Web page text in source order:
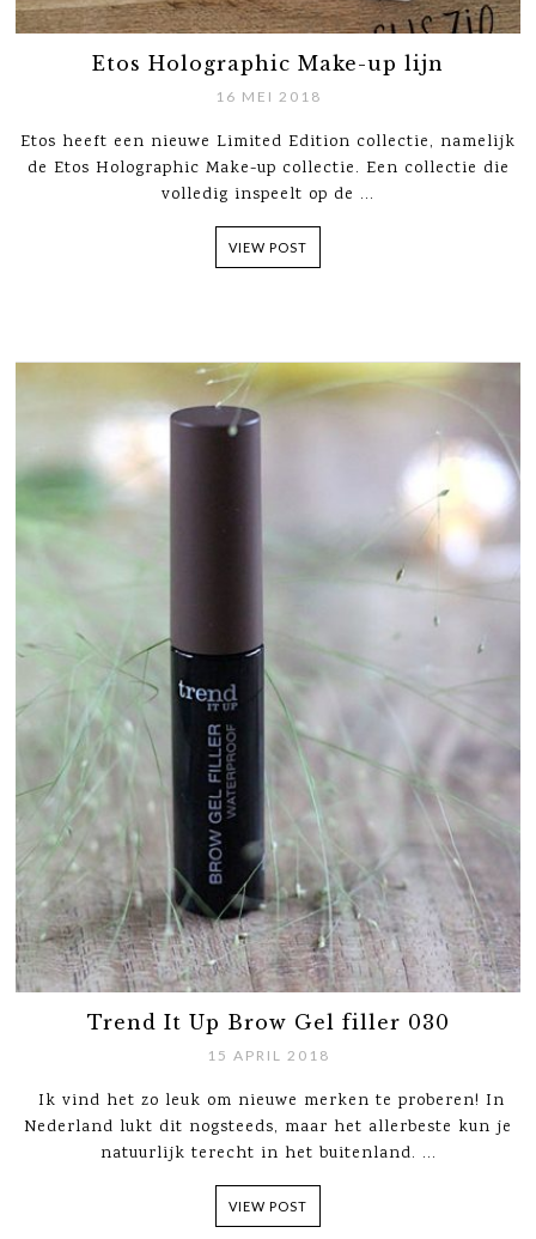
Etos Holographic Make-up lijn
16 MEI 2018
Etos heeft een nieuwe Limited Edition collectie, namelijk
de Etos Holographic Make-up collectie. Een collectie die
volledig inspeelt op de ...
VIEW POST
Trend It Up Brow Gel filler 030
15 APRIL 2018
Ik vind het zo leuk om nieuwe merken te proberen! In
Nederland lukt dit nogsteeds, maar het allerbeste kun je
natuurlijk terecht in het buitenland. ...
VIEW POST